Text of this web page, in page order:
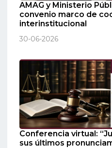
AMAG y Ministerio
convenio marco de
interinstitucional
30-06-2026
Conferencia virtual:
sus últimos